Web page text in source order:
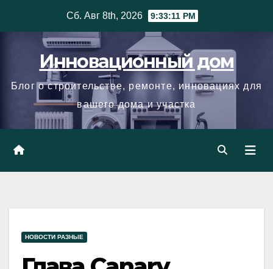
Сб. Авг 8th, 2026 9:33:12 PM
Инновационный дом
Блог о строительстве, ремонте, инновациях для
вашего дома и участка
НОВОСТИ РАЗНЫЕ